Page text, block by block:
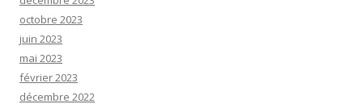
octobre 2023
juin 2023
mai 2023
février 2023
décembre 2022